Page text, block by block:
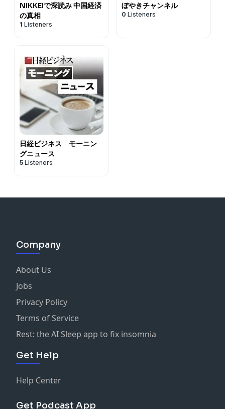
NIKKEIで深読み 中国経済
の真相
1 Listeners
ぼやきチャンネル
0 Listeners
日経ビジネス モーニン
グニュース
5 Listeners
Company
About Us
Jobs
Privacy Policy
Terms of Service
Rest: the AI Sleep app to fix insomnia
Get Help
Help Center
Get Podcast App